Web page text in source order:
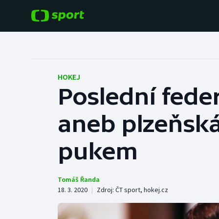
Hokej
Tenis
Cyklistika
Baseball a softbal
Basketbal
HOKEJ
Poslední
aneb
pukem
Tomáš Řanda
18. 3. 2020 | Zdroj: ČT sport, hokej.cz